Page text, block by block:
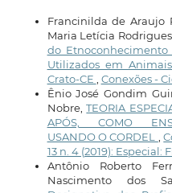
Francinilda de Araujo
Maria Letícia Rodrigues
do
Utilizados em
Crato-CE
Conexões -
Ênio José Gondim
Nobre,TEORIA
APÓS, COMO
USANDO O CORDEL
,
13 n. 4 (2019): Especial:
Antônio Roberto
Nascimento dos